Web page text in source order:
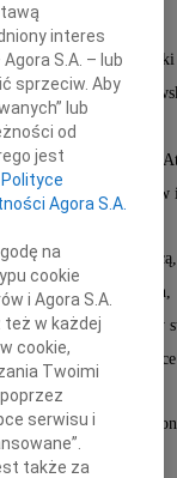
profesora,
z Instytutem Fizyki
Uniwersytetu
dyrektora Instytutu,
Zakładu Teorii Jądra
Teorii Hadronów
w Polsce i za granicą,
cząstek elementarnych,
struktury
w
był znakomitym
dydaktykiem.
interes
S.A. – lub
sprzeciw. Aby
lub
od
jest
Polityce
Agora S.A.
na
cookie
i Agora S.A.
w każdej
cookie,
Twoimi
serwisu i
także za